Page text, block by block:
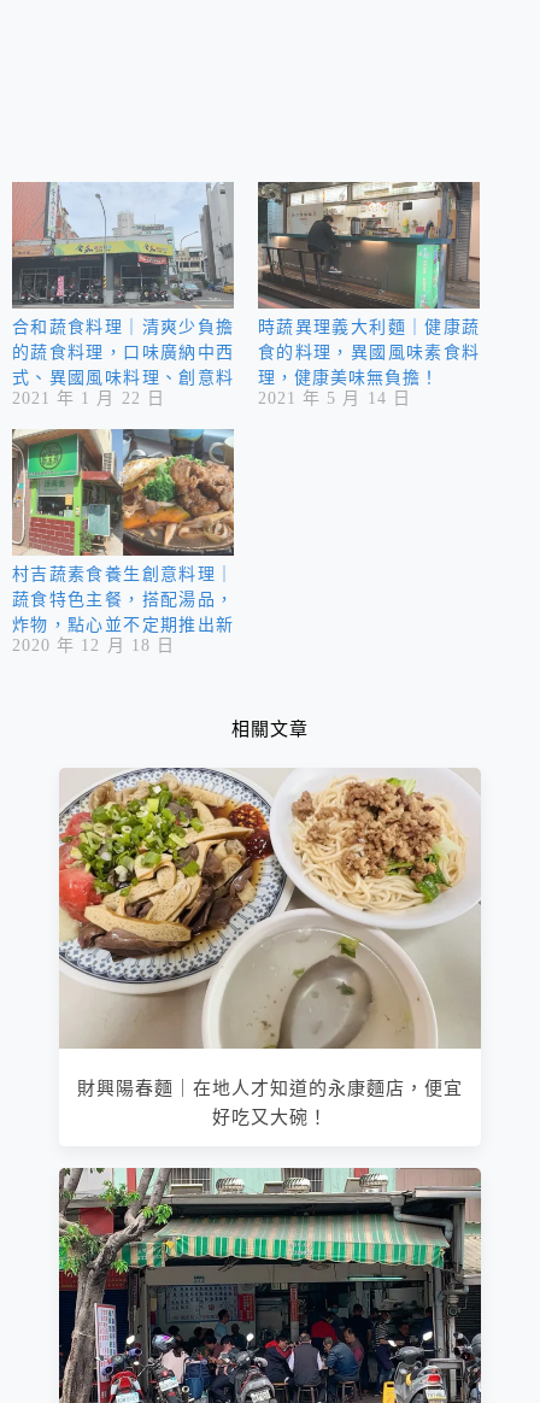
合和蔬食料理｜清爽少負擔
的蔬食料理，口味廣納中西
式、異國風味料理、創意料
理等，以蔬果食材岀色地呈
現。
2021 年 1 月 22 日
時蔬異理義大利麵｜健康蔬
食的料理，異國風味素食料
理，健康美味無負擔！
2021 年 5 月 14 日
村吉蔬素食養生創意料理｜
蔬食特色主餐，搭配湯品，
炸物，點心並不定期推出新
蔬食無菜單料理。
2020 年 12 月 18 日
相關文章
財興陽春麵｜在地人才知道的永康麵店，便宜
好吃又大碗！